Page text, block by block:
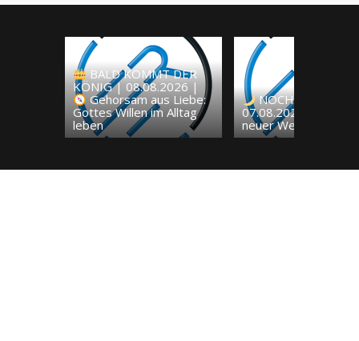
BALD KOMMT DER
KÖNIG | 08.08.2026 |
Gehorsam aus Liebe:
Gottes Willen im Alltag
leben
NOCH WACH? |
07.08.2026 |
neuer Weg